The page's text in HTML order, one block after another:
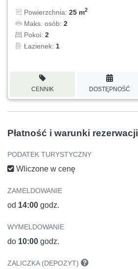
Powierzchnia: 25 m2
Maks. osób: 2
Pokoi: 2
Łazienek: 1
CENNIK DOSTĘPNOŚĆ
Płatność i warunki rezerwacji
PODATEK TURYSTYCZNY
Wliczone w cenę
ZAMELDOWANIE
od 14:00 godz.
WYMELDOWANIE
do 10:00 godz.
ZALICZKA (DEPOZYT)